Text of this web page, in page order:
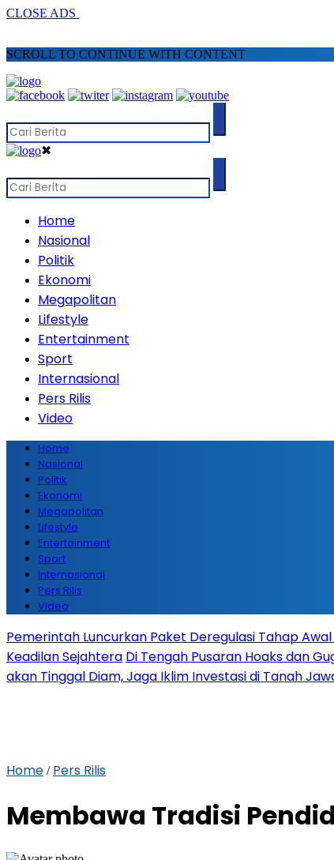
CLOSE ADS
SCROLL TO CONTINUE WITH CONTENT
✖
Home
Nasional
Politik
Ekonomi
Megapolitan
Lifestyle
Entertainment
Sport
Internasional
Pers Rilis
Video
Home
Nasional
Politik
Ekonomi
Megapolitan
Lifestyle
Entertainment
Sport
Internasional
Pers Rilis
Video
Pemerintah Luncurkan Paket Deregulasi Tahap Awal
Keadilan Sejahtera Di Tengah Pusaran Hoaks dan
akan Tinggal Diam, Jaga Iklim Investasi di Tanah
Home / Pers Rilis
Membawa Tradisi